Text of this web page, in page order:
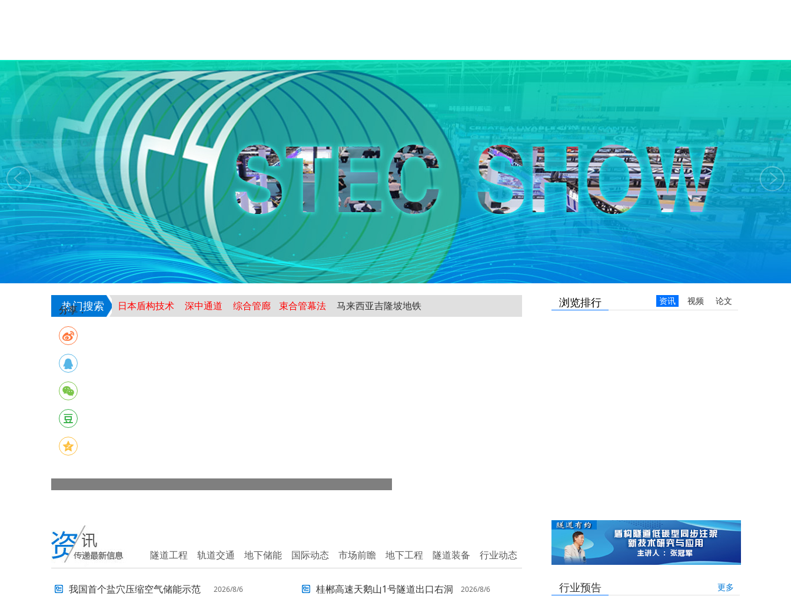
日本长距离曲线顶管施工技术资料汇编
困难施工环境下的盾构技术应对和施工管理
日本盾构管片和管片接头技术
日本盾构隧道新技术资料汇编
日本地下快速路施工技术资料汇编
热门搜索 日本盾构技术 深中通道 综合管廊 束合管幕法
马来西亚吉隆坡地铁
隧道工程 轨道交通 地下储能 国际动态 市场前瞻 地下工程 隧道装备 行业动态
我国首个盐穴压缩空气储能示范
2026/8/6
桂郴高速天鹅山1号隧道出口右洞
2026/8/6
浏览排行 论文
视频
资讯
行业预告 更多
分享：